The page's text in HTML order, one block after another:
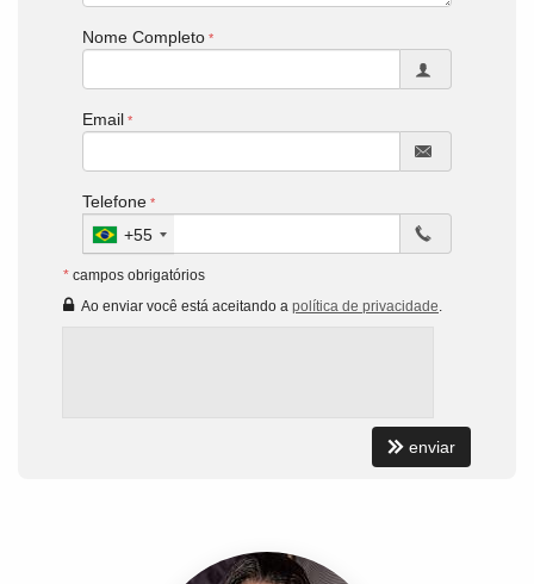
Nome Completo
Email
Telefone
+55
* campos obrigatórios
Ao enviar você está aceitando a política de privacidade.
enviar